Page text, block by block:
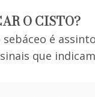
O CISTO?
é
que